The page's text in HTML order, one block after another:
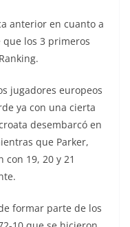
anterior en cuanto a
los 3 primeros
jugadores europeos
ya con una cierta
desembarcó en
que Parker,
con 19, 20 y 21
formar parte de los